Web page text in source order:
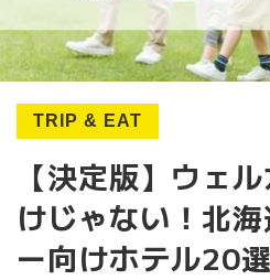
TRIP & EAT
【決定版】ウェ
けじゃない！北
ー向けホテル20選